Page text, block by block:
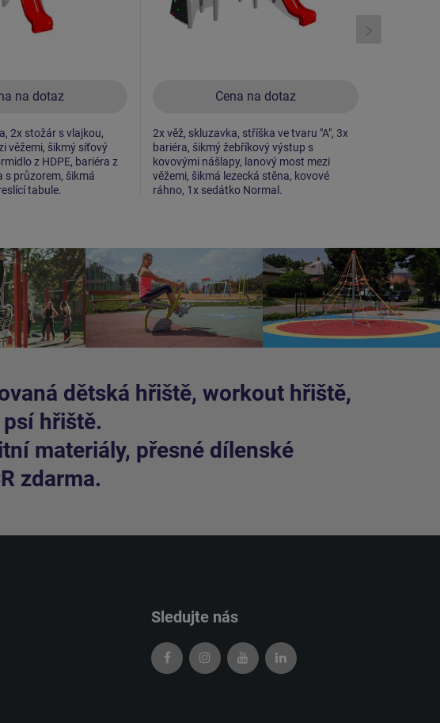
na dotaz
2x stožár s vlajkou,
věžemi, šikmý síťový
z HDPE, bariéra z
s průzorem, šikmá
tabule.
Cena na dotaz
2x věž, skluzavka, stříška ve tvaru "A", 3x
bariéra, šikmý žebříkový výstup s
kovovými nášlapy, lanový most mezi
věžemi, šikmá lezecká stěna, kovové
ráhno, 1x sedátko Normal.
dětská hřiště, workout hřiště,
hřiště.
materiály, přesné dílenské
zdarma.
Sledujte nás